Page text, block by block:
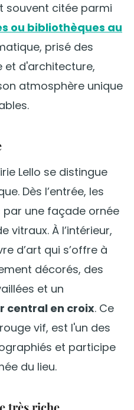
souvent citée parmi
ou bibliothèques au
prisé des
et d'architecture,
atmosphère unique
Lello se distingue
Dès l’entrée, les
une façade ornée
vitraux. À l’intérieur,
d’art qui s’offre à
décorés, des
et un
central en croix. Ce
vif, est l'un des
et participe
du lieu.